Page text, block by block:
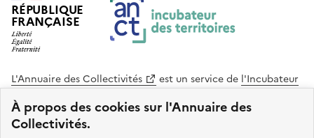
À propos des cookies sur l'Annuaire des
Collectivités.
RÉPUBLIQUE
FRANÇAISE
L'Annuaire des Collectivités est un service de l'Incubateur
des Territoires
Cohésion des Territoires
. Le code source de ce site web
est disponible en licence libre. Le design de ce site est conçu